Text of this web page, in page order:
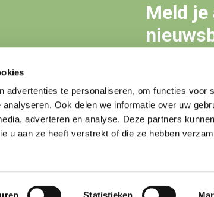
advertenties te personaliseren, om functies voor
Ook delen we informatie over uw
adverteren en analyse. Deze partners
u aan ze heeft verstrekt of die ze hebben
Meld je